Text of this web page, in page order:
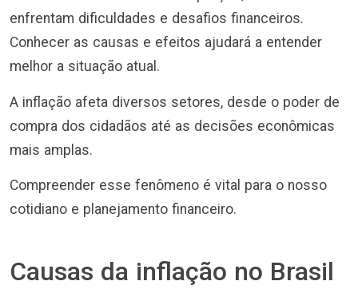
enfrentam dificuldades e desafios financeiros.
Conhecer as causas e efeitos ajudará a entender
melhor a situação atual.
A inflação afeta diversos setores, desde o poder de
compra dos cidadãos até as decisões econômicas
mais amplas.
Compreender esse fenômeno é vital para o nosso
cotidiano e planejamento financeiro.
Causas da inflação no Brasil